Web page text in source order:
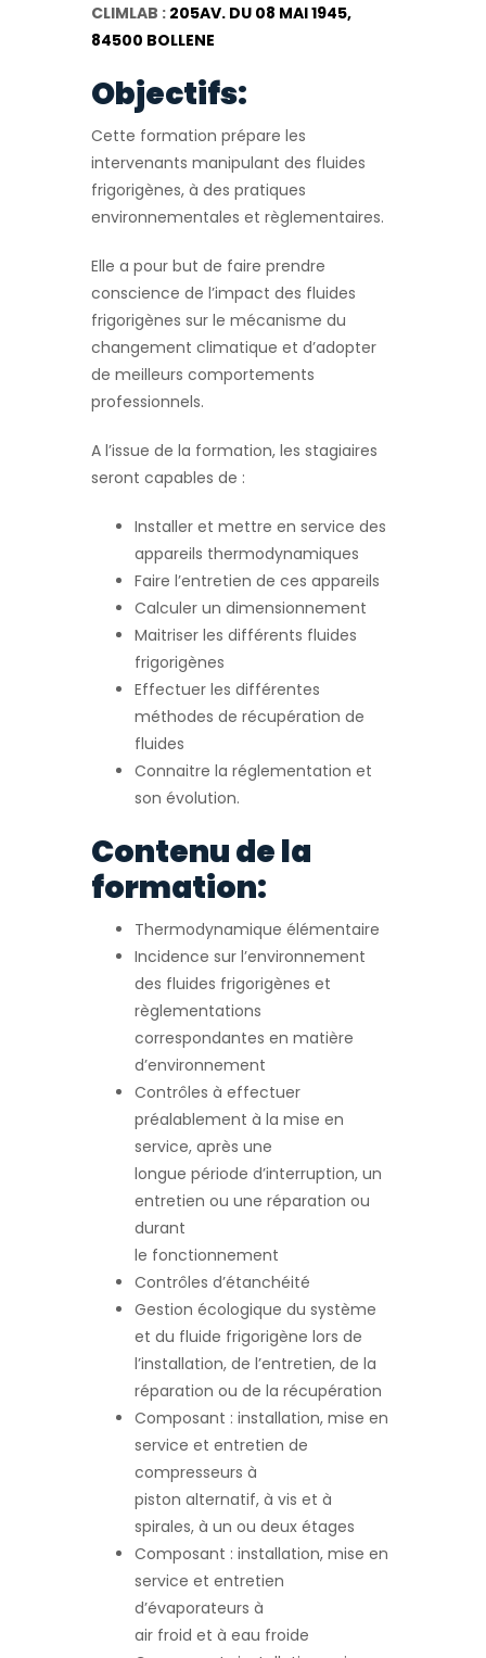
CLIMLAB : 205AV. DU 08 MAI 1945,
84500 BOLLENE
Objectifs:
Cette formation prépare les
intervenants manipulant des fluides
frigorigènes, à des pratiques
environnementales et règlementaires.
Elle a pour but de faire prendre
conscience de l’impact des fluides
frigorigènes sur le mécanisme du
changement climatique et d’adopter
de meilleurs comportements
professionnels.
A l’issue de la formation, les stagiaires
seront capables de :
Installer et mettre en service des
appareils thermodynamiques
Faire l’entretien de ces appareils
Calculer un dimensionnement
Maitriser les différents fluides
frigorigènes
Effectuer les différentes
méthodes de récupération de
fluides
Connaitre la réglementation et
son évolution.
Contenu de la
formation:
Thermodynamique élémentaire
Incidence sur l’environnement
des fluides frigorigènes et
règlementations
correspondantes en matière
d’environnement
Contrôles à effectuer
préalablement à la mise en
service, après une
longue période d’interruption, un
entretien ou une réparation ou
durant
le fonctionnement
Contrôles d’étanchéité
Gestion écologique du système
et du fluide frigorigène lors de
l’installation, de l’entretien, de la
réparation ou de la récupération
Composant : installation, mise en
service et entretien de
compresseurs à
piston alternatif, à vis et à
spirales, à un ou deux étages
Composant : installation, mise en
service et entretien
d’évaporateurs à
air froid et à eau froide